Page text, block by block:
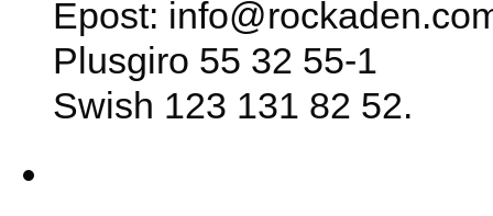
Epost:
Plusgiro 55 32 55-1
Swish 123 131 82 52.